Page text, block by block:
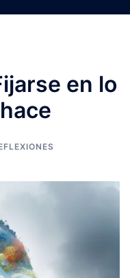
en lo